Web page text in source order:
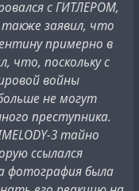
с ГИТЛЕРОМ,
заявил, что
примерно в
что, поскольку с
войны
не могут
преступника.
3 тайно
ссылался
фотография была